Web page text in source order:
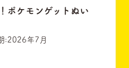
ポケモンゲットぬい
:2026年7月